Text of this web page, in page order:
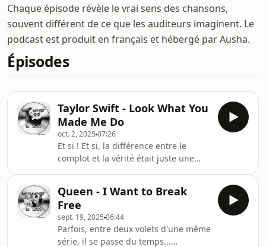
Chaque épisode révèle le vrai sens des chansons,
souvent différent de ce que les auditeurs imaginent. Le
podcast est produit en français et hébergé par Ausha.
Épisodes
Taylor Swift - Look What You
Made Me Do
oct. 2, 2025 07:26
Et si ! Et si, la différence entre le
complot et la vérité était juste une
Détournement de Sons, nous vous
parlons du vrai sens de Look What
You Made Me Do de Taylor Swift !Mais
aussi de complitisme… et forcément
Queen - I Want to Break
Free
sept. 19, 2025 06:44
Parfois, entre deux volets d'une même
série, il se passe du temps...